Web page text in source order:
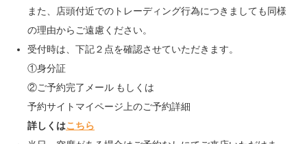
また、店頭付近でのトレーディング行為につきましても同様
の理由からご遠慮ください。
受付時は、下記２点を確認させていただきます。
①身分証
②ご予約完了メール もしくは
予約サイトマイページ上のご予約詳細
詳しくはこちら